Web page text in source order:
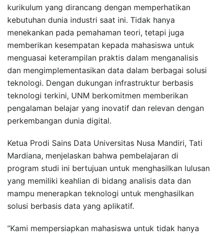
kurikulum yang dirancang dengan memperhatikan
kebutuhan dunia industri saat ini. Tidak hanya
menekankan pada pemahaman teori, tetapi juga
memberikan kesempatan kepada mahasiswa untuk
menguasai keterampilan praktis dalam menganalisis
dan mengimplementasikan data dalam berbagai solusi
teknologi. Dengan dukungan infrastruktur berbasis
teknologi terkini, UNM berkomitmen memberikan
pengalaman belajar yang inovatif dan relevan dengan
perkembangan dunia digital.
Ketua Prodi Sains Data Universitas Nusa Mandiri, Tati
Mardiana, menjelaskan bahwa pembelajaran di
program studi ini bertujuan untuk menghasilkan lulusan
yang memiliki keahlian di bidang analisis data dan
mampu menerapkan teknologi untuk menghasilkan
solusi berbasis data yang aplikatif.
“Kami mempersiapkan mahasiswa untuk tidak hanya